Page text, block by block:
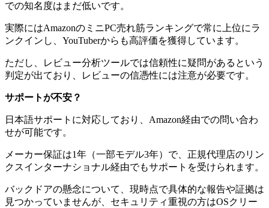
での知名度はまだ低いです。
実際にはAmazonのミニPC売れ筋ランキングで常に上位にラ
ンクインし、YouTuberからも高評価を獲得しています。
ただし、レビュー分析ツールでは信頼性に疑問があるという
判定が出ており、レビューの信憑性には注意が必要です。
サポートが不安？
日本語サポートに対応しており、Amazon経由での問い合わ
せが可能です。
メーカー保証は1年（一部モデル3年）で、正規代理店のリン
クスインターナショナル経由でもサポートを受けられます。
バックドアの懸念について、現時点で具体的な報告や証拠は
見つかっていませんが、セキュリティ重視の方はOSクリー